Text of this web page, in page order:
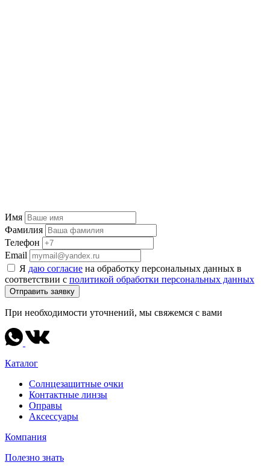
Имя
Фамилия
Телефон
Email
Я даю согласие на обработку персональных данных в
соответствии с политикой обработки персональных данных
Отправить заявку
При необходимости уточнений, мы свяжемся с вами
Каталог
Солнцезащитные очки
Контактные линзы
Оправы
Аксессуары
Компания
Полезно знать